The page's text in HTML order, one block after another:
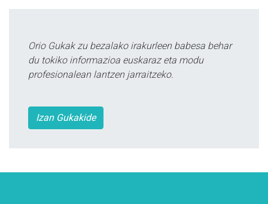
Orio Gukak zu bezalako irakurleen babesa behar
du tokiko informazioa euskaraz eta modu
profesionalean lantzen jarraitzeko.
Izan Gukakide